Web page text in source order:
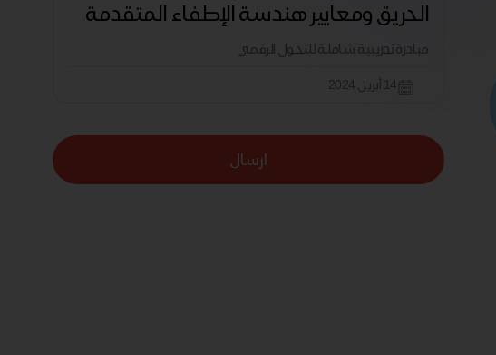
الحريق ومعايير هندسة الإطفاء المتقدمة
مبادرة تدريبية شاملة للتحول الرقمي
14 أبريل 2024
ارسال